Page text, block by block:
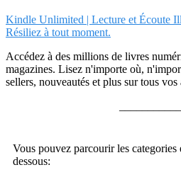
Kindle Unlimited | Lecture et Écoute
Résiliez à tout moment.
Accédez à des millions de livres
magazines. Lisez n'importe où,
sellers, nouveautés et plus sur tous vos
Vous pouvez parcourir les
dessous: